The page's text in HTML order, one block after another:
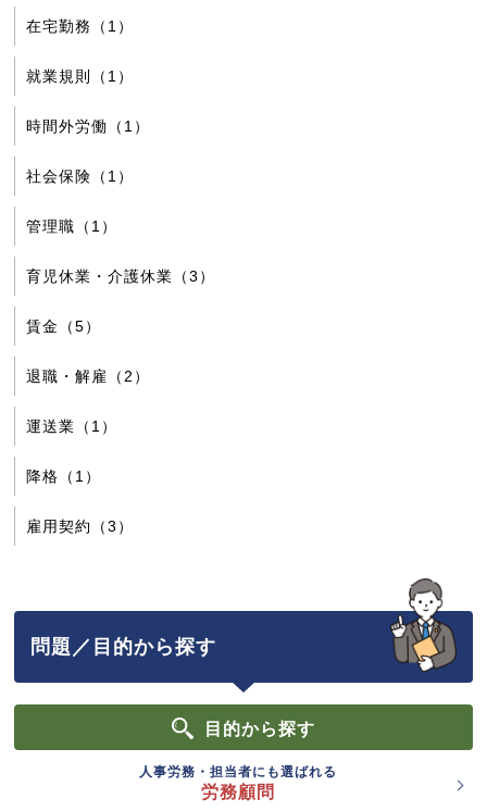
在宅勤務（1）
就業規則（1）
時間外労働（1）
社会保険（1）
管理職（1）
育児休業・介護休業（3）
賃金（5）
退職・解雇（2）
運送業（1）
降格（1）
雇用契約（3）
問題／目的から探す
目的から探す
人事労務・担当者にも選ばれる
労務顧問